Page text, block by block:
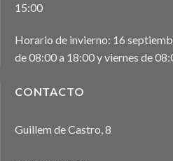
15:00
Horario de invierno: 16
de 08:00 a 18:00 y viernes de
CONTACTO
Guillem de Castro, 8